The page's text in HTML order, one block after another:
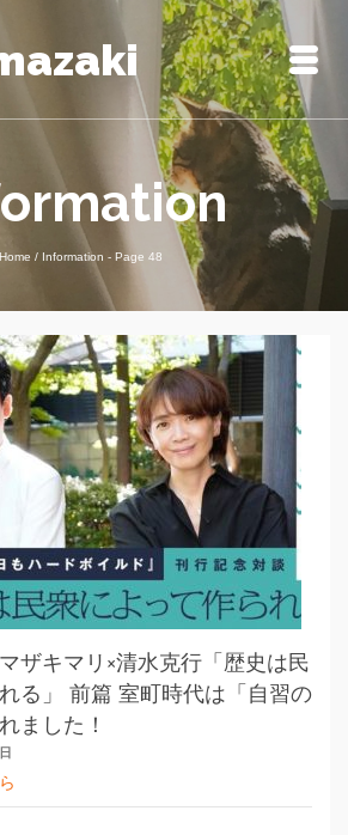
Home / Information - Page 48
ザキマリ×清水克行「歴史は民
る」 前篇 室町時代は「自習の
ました！